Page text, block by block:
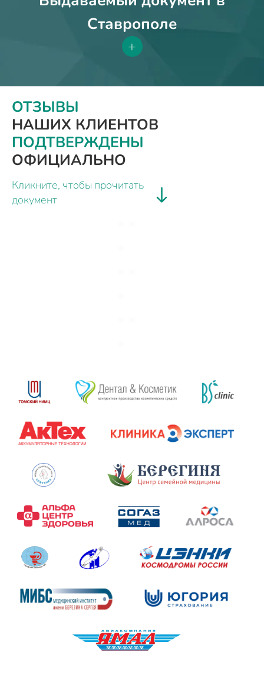
Ставрополе
+
ОТЗЫВЫ
НАШИХ КЛИЕНТОВ
ПОДТВЕРЖДЕНЫ
ОФИЦИАЛЬНО
Кликните, чтобы прочитать
документ